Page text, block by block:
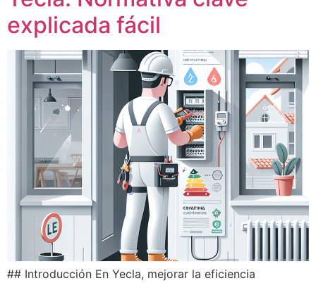
explicada fácil
## Introducción En Yecla, mejorar la eficiencia